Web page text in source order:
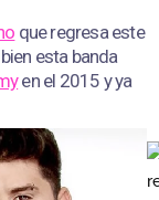
que regresa este
esta banda
en el 2015 y ya